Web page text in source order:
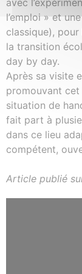
avec
l’emploi » et
classique),
la transition
day by day.
Après sa visite
promouvant cet
situation de
fait part à
dans ce lieu
compétent,
Article publié